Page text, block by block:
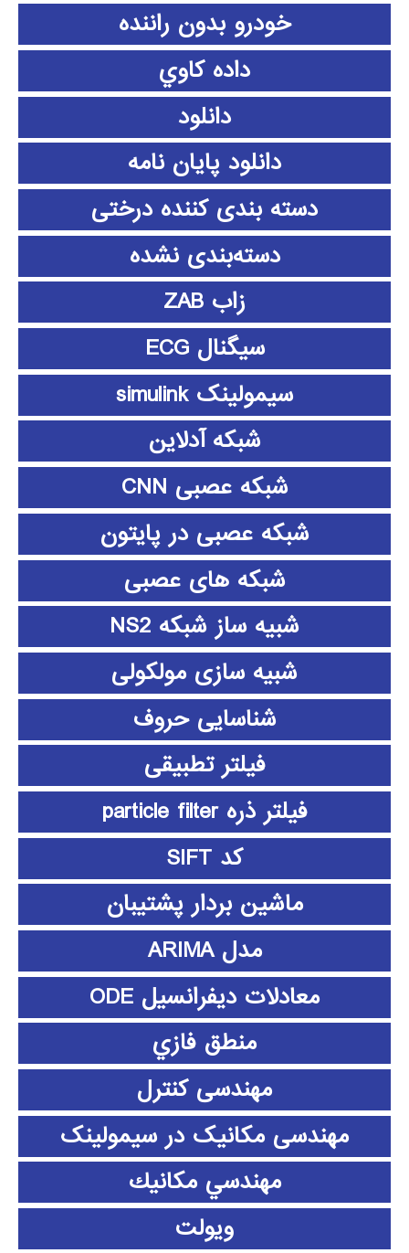
خودرو بدون راننده
داده كاوي
دانلود
دانلود پايان نامه
دسته بندی کننده درختی
دسته‌بندی نشده
زاب ZAB
سیگنال ECG
سیمولینک simulink
شبکه آدلاین
شبکه عصبی CNN
شبکه عصبی در پایتون
شبکه های عصبی
شبیه ساز شبکه NS2
شبیه سازی مولکولی
شناسایی حروف
فیلتر تطبیقی
فیلتر ذره particle filter
کد SIFT
ماشین بردار پشتیبان
مدل ARIMA
معادلات دیفرانسیل ODE
منطق فازي
مهندسی کنترل
مهندسی مکانیک در سیمولینک
مهندسي مكانيك
ویولت